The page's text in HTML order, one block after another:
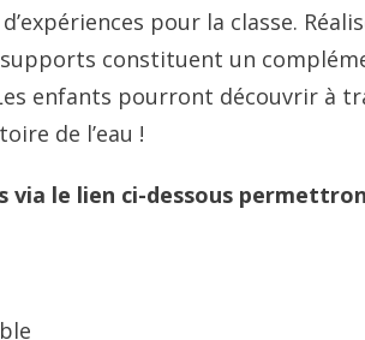
pour la classe.
supports constituent un
enfants pourront découvrir à
de l’eau !
via le lien ci-dessous